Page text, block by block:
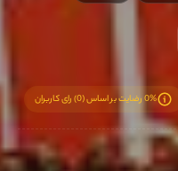
0% رضایت بر اساس (0) رای کاربران